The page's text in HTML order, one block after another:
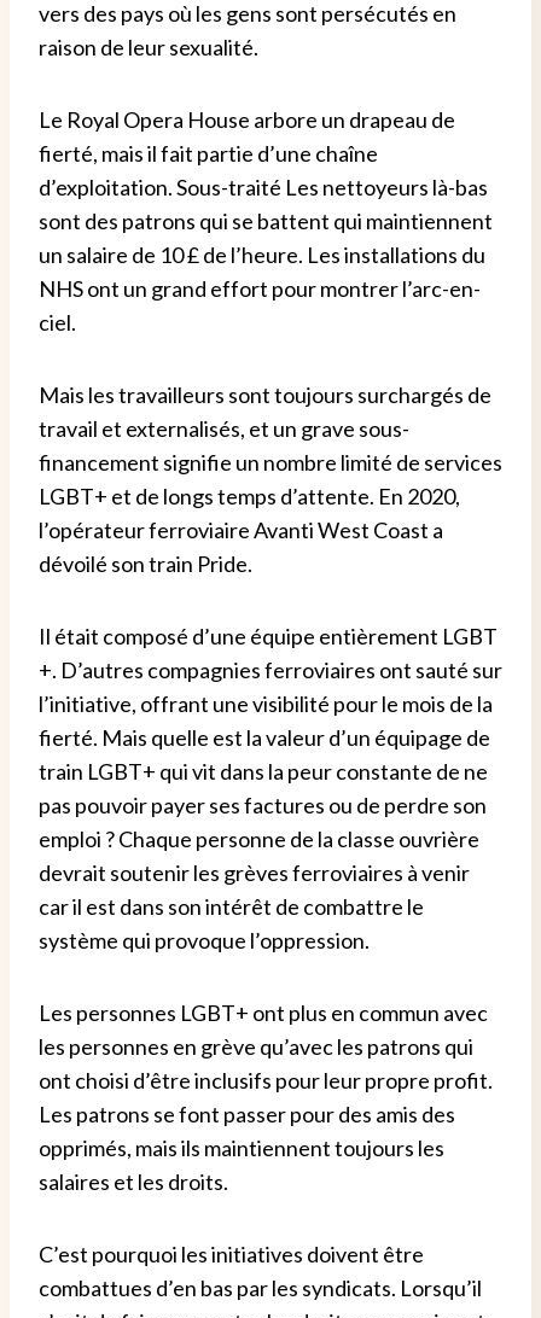
vers des pays où les gens sont persécutés en
raison de leur sexualité.
Le Royal Opera House arbore un drapeau de
fierté, mais il fait partie d’une chaîne
d’exploitation. Sous-traité Les nettoyeurs là-bas
sont des patrons qui se battent qui maintiennent
un salaire de 10 £ de l’heure. Les installations du
NHS ont un grand effort pour montrer l’arc-en-
ciel.
Mais les travailleurs sont toujours surchargés de
travail et externalisés, et un grave sous-
financement signifie un nombre limité de services
LGBT+ et de longs temps d’attente. En 2020,
l’opérateur ferroviaire Avanti West Coast a
dévoilé son train Pride.
Il était composé d’une équipe entièrement LGBT
+. D’autres compagnies ferroviaires ont sauté sur
l’initiative, offrant une visibilité pour le mois de la
fierté. Mais quelle est la valeur d’un équipage de
train LGBT+ qui vit dans la peur constante de ne
pas pouvoir payer ses factures ou de perdre son
emploi ?Chaque personne de la classe ouvrière
devrait soutenir les grèves ferroviaires à venir
car il est dans son intérêt de combattre le
système qui provoque l’oppression.
Les personnes LGBT+ ont plus en commun avec
les personnes en grève qu’avec les patrons qui
ont choisi d’être inclusifs pour leur propre profit.
Les patrons se font passer pour des amis des
opprimés, mais ils maintiennent toujours les
salaires et les droits.
C’est pourquoi les initiatives doivent être
combattues d’en bas par les syndicats. Lorsqu’il